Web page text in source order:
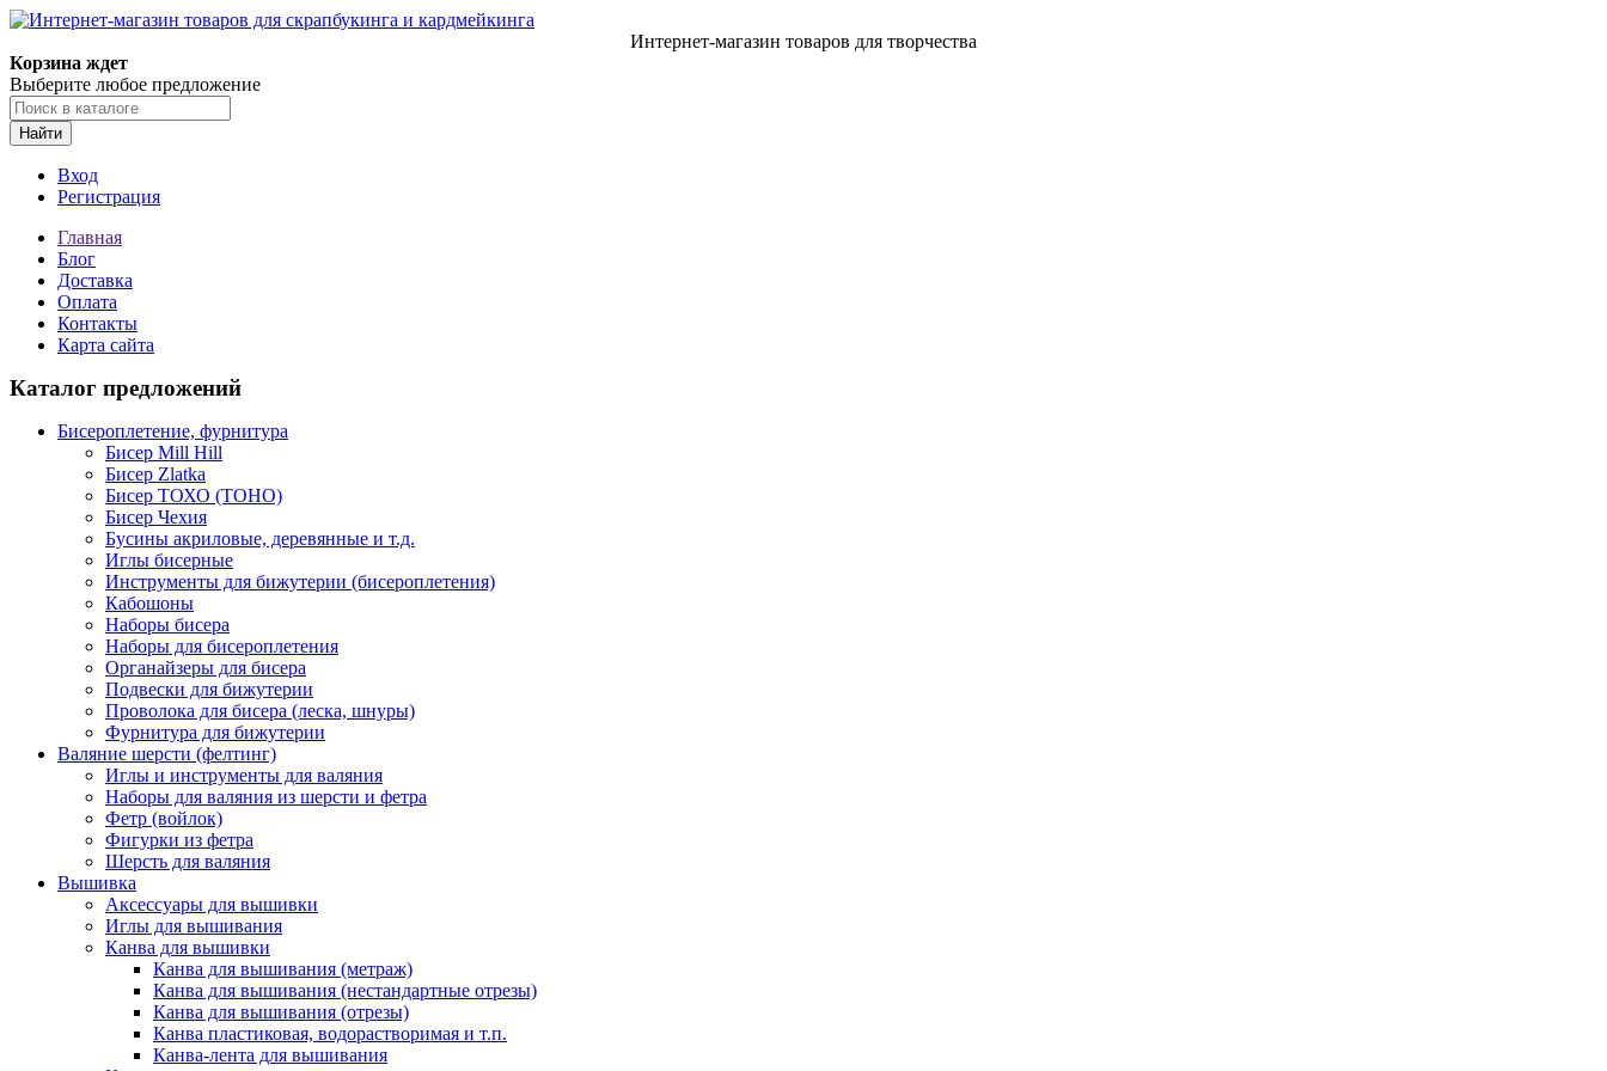
Интернет-магазин товаров для творчества
Корзина ждет
Выберите любое предложение
Найти
Вход
Регистрация
Главная
Блог
Доставка
Оплата
Контакты
Карта сайта
Каталог предложений
Бисероплетение, фурнитура
Бисер Mill Hill
Бисер Zlatka
Бисер ТОХО (TOHO)
Бисер Чехия
Бусины акриловые, деревянные и т.д.
Иглы бисерные
Инструменты для бижутерии (бисероплетения)
Кабошоны
Наборы бисера
Наборы для бисероплетения
Органайзеры для бисера
Подвески для бижутерии
Проволока для бисера (леска, шнуры)
Фурнитура для бижутерии
Валяние шерсти (фелтинг)
Иглы и инструменты для валяния
Наборы для валяния из шерсти и фетра
Фетр (войлок)
Фигурки из фетра
Шерсть для валяния
Вышивка
Аксессуары для вышивки
Иглы для вышивания
Канва для вышивки
Канва для вышивания (метраж)
Канва для вышивания (нестандартные отрезы)
Канва для вышивания (отрезы)
Канва пластиковая, водорастворимая и т.п.
Канва-лента для вышивания